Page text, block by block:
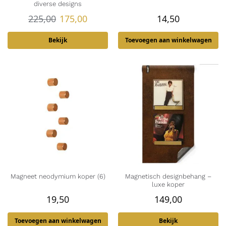
diverse designs
225,00 175,00
Bekijk
14,50
Toevoegen aan winkelwagen
Magneet neodymium koper (6)
19,50
Toevoegen aan winkelwagen
Magnetisch designbehang –
luxe koper
149,00
Bekijk